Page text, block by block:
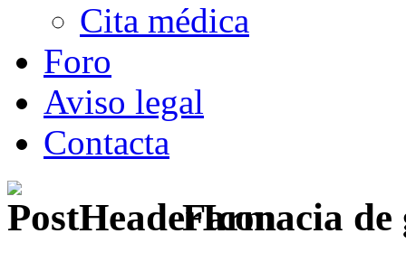
Cita médica
Foro
Aviso legal
Contacta
Farmacia